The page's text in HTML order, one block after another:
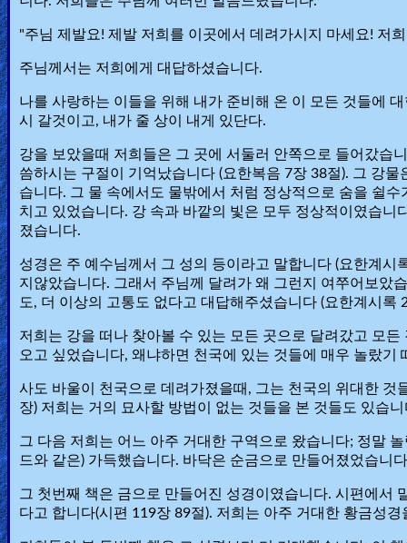
Believers
Heaven
Hell
Prayer
Bible/Study
Jesus
Warfare
Revelations
"주님 제발요! 제발 저희를 이곳에서 데려가시지 마세요! 저
주님께서는 저희에게 대답하셨습니다.
나를 사랑하는 이들을 위해 내가 준비해 온 이 모든 것들에
시 갈것이고, 내가 줄 상이 내게 있단다.
강을 보았을때 저희들은 그 곳에 서둘러 안쪽으로 들어갔습
씀하시는 구절이 기억났습니다 (요한복음 7장 38절). 그 강
습니다. 그 물 속에서도 물밖에서 처럼 정상적으로 숨을 쉴
치고 있었습니다. 강 속과 바깥의 빛은 모두 정상적이였습
졌습니다.
성경은 주 예수님께서 그 성의 등이라고 말합니다 (요한계
지않았습니다. 그래서 주님께 달려가 왜 그런지 여쭈어보았
도, 더 이상의 고통도 없다고 대답해주셨습니다 (요한계시록
저희는 강을 떠나 찾아볼 수 있는 모든 곳으로 달려갔고 모
오고 싶었습니다, 왜냐하면 천국에 있는 것들에 매우 놀랐
사도 바울이 천국으로 데려가졌을때, 그는 천국의 위대한
장) 저희는 거의 묘사할 방법이 없는 것들을 본 것들도 있습니
그 다음 저희는 어느 아주 거대한 구역으로 왔습니다; 정말
드와 같은) 가득했습니다. 바닥은 순금으로 만들어졌었습니
그 첫번째 책은 금으로 만들어진 성경이였습니다. 시편에서
다고 합니다(시편 119장 89절). 저희는 아주 거대한 황금성